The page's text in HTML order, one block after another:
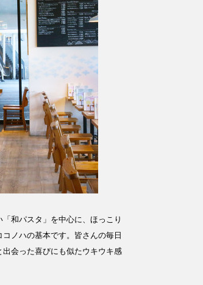
和パスタ」を中心に、ほっこり
ノハの基本です。皆さんの毎日
会った喜びにも似たウキウキ感